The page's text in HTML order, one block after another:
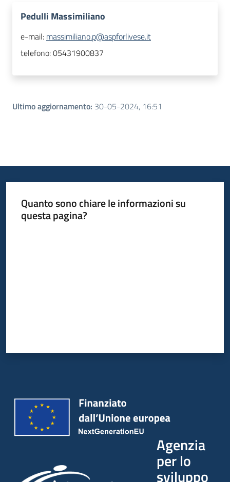
Pedulli Massimiliano
e-mail: massimiliano.p@aspforlivese.it
telefono:05431900837
Ultimo aggiornamento: 30-05-2024, 16:51
Quanto sono chiare le informazioni su
questa pagina?
Agenzia
per lo
sviluppo